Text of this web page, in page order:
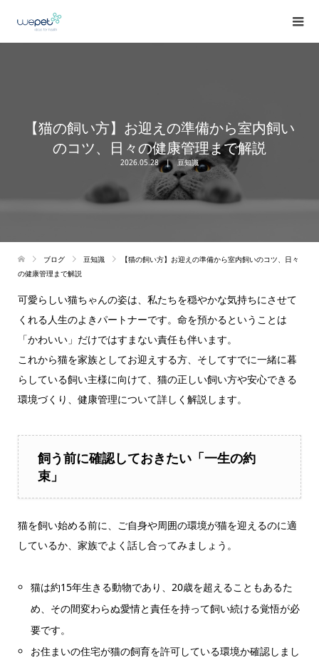
【猫の飼い方】お迎えの準備から室内飼い
のコツ、日々の健康管理まで解説
2026.05.28 豆知識
ブログ 豆知識
【猫の飼い方】お迎えの準備から室内飼いのコツ、日々
の健康管理まで解説
可愛らしい猫ちゃんの姿は、私たちを穏やかな気持ちにさせて
くれる人生のよきパートナーです。命を預かるということは
「かわいい」だけではすまない責任も伴います。
これから猫を家族としてお迎えする方、そしてすでに一緒に暮
らしている飼い主様に向けて、猫の正しい飼い方や安心できる
環境づくり、健康管理について詳しく解説します。
飼う前に確認しておきたい「一生の約
束」
猫を飼い始める前に、ご自身や周囲の環境が猫を迎えるのに適
しているか、家族でよく話し合ってみましょう。
猫は約15年生きる動物であり、20歳を超えることもあるた
め、その間変わらぬ愛情と責任を持って飼い続ける覚悟が必
要です。
お住まいの住宅が猫の飼育を許可している環境か確認しまし